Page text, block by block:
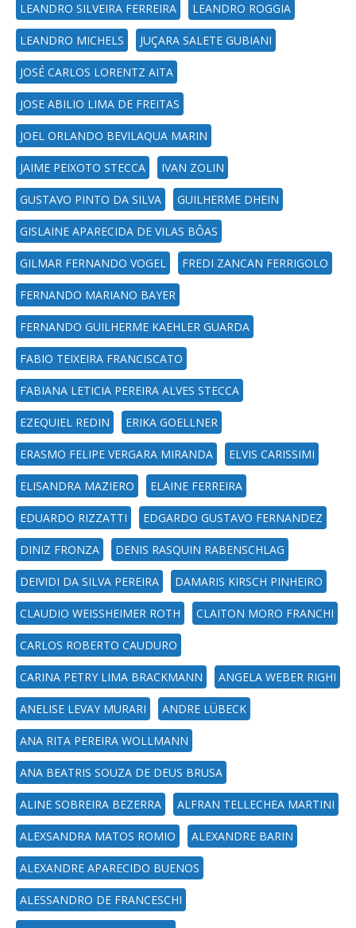
LEANDRO SILVEIRA FERREIRA LEANDRO ROGGIA
LEANDRO MICHELS JUÇARA SALETE GUBIANI
JOSÉ CARLOS LORENTZ AITA
JOSE ABILIO LIMA DE FREITAS
JOEL ORLANDO BEVILAQUA MARIN
JAIME PEIXOTO STECCA IVAN ZOLIN
GUSTAVO PINTO DA SILVA GUILHERME DHEIN
GISLAINE APARECIDA DE VILAS BÔAS
GILMAR FERNANDO VOGEL FREDI ZANCAN FERRIGOLO
FERNANDO MARIANO BAYER
FERNANDO GUILHERME KAEHLER GUARDA
FABIO TEIXEIRA FRANCISCATO
FABIANA LETICIA PEREIRA ALVES STECCA
EZEQUIEL REDIN ERIKA GOELLNER
ERASMO FELIPE VERGARA MIRANDA ELVIS CARISSIMI
ELISANDRA MAZIERO ELAINE FERREIRA
EDUARDO RIZZATTI EDGARDO GUSTAVO FERNANDEZ
DINIZ FRONZA DENIS RASQUIN RABENSCHLAG
DEIVIDI DA SILVA PEREIRA DAMARIS KIRSCH PINHEIRO
CLAUDIO WEISSHEIMER ROTH CLAITON MORO FRANCHI
CARLOS ROBERTO CAUDURO
CARINA PETRY LIMA BRACKMANN ANGELA WEBER RIGHI
ANELISE LEVAY MURARI ANDRE LÜBECK
ANA RITA PEREIRA WOLLMANN
ANA BEATRIS SOUZA DE DEUS BRUSA
ALINE SOBREIRA BEZERRA ALFRAN TELLECHEA MARTINI
ALEXSANDRA MATOS ROMIO ALEXANDRE BARIN
ALEXANDRE APARECIDO BUENOS
ALESSANDRO DE FRANCESCHI